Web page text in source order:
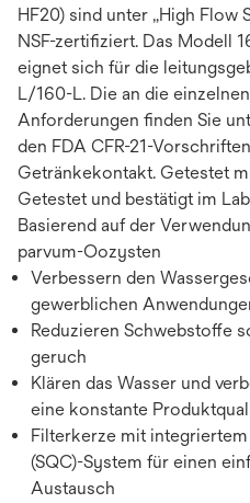
HF20) sind unter „High Flow
NSF-zertifiziert. Das Modell
eignet sich für die
L/160-L. Die an die
Anforderungen finden Sie
den FDA CFR-21-
Getränkekontakt. Getestet
Getestet und bestätigt im
Basierend auf der
parvum-Oozysten
Verbessern den
gewerblichen
Reduzieren Schwebstoffe
geruch
Klären das Wasser und
eine konstante
Filterkerze mit
(SQC)-System für einen
Austausch